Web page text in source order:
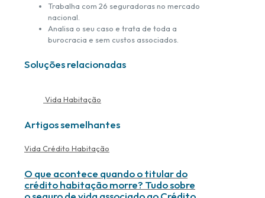
Trabalha com 26 seguradoras no mercado
nacional.
Analisa o seu caso e trata de toda a
burocracia e sem custos associados.
Soluções relacionadas
Vida Habitação
Artigos semelhantes
Vida Crédito Habitação
O que acontece quando o titular do
crédito habitação morre? Tudo sobre